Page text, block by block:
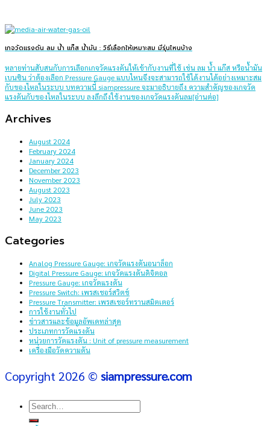
เกจวัดแรงดัน ลม น้ำ แก๊ส น้ำมัน : วิธีเลือกให้เหมาะสม มีรุ่นไหนบ้าง
หลายท่านสับสนกับการเลือกเกจวัดแรงดันให้เข้ากับงานที่ใช้ เช่น ลม น้ำ แก๊ส หรือน้ำมัน
เบนซิน ว่าต้องเลือก Pressure Gauge แบบไหนจึงจะสามารถใช้ได้งานได้อย่างเหมาะสม
กับของไหลในระบบ บทความนี้ siampressure จะมาอธิบายถึง ความสำคัญของเกจวัด
แรงดันกับของไหลในระบบ ลงลึกถึงใช้งานของเกจวัดแรงดันลม[อ่านต่อ]
Archives
August 2024
February 2024
January 2024
December 2023
November 2023
August 2023
July 2023
June 2023
May 2023
Categories
Analog Pressure Gauge: เกจวัดแรงดันอนาล็อก
Digital Pressure Gauge: เกจวัดแรงดันดิจิตอล
Pressure Gauge: เกจวัดแรงดัน
Pressure Switch: เพรสเชอร์สวิตช์
Pressure Transmitter: เพรสเชอร์ทรานสมิตเตอร์
การใช้งานทั่วไป
ข่าวสารและข้อมูลอัพเดทล่าสุด
ประเภทการวัดแรงดัน
หน่วยการวัดแรงดัน : Unit of pressure measurement
เครื่องมือวัดความดัน
Copyright 2026 © siampressure.com
Search
for: